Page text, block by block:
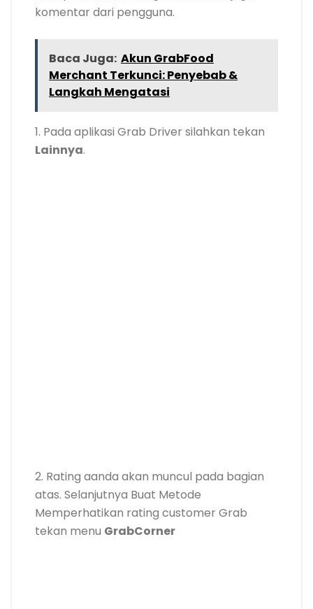
komentar dari pengguna.
Baca Juga: Akun GrabFood
Merchant Terkunci: Penyebab &
Langkah Mengatasi
1. Pada aplikasi Grab Driver silahkan tekan
Lainnya.
2. Rating aanda akan muncul pada bagian
atas. Selanjutnya Buat Metode
Memperhatikan rating customer Grab
tekan menu GrabCorner